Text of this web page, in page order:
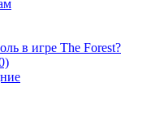
в игре The Forest?